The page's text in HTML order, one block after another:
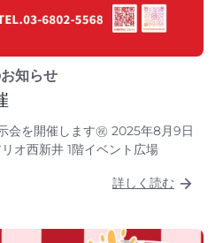
知らせ
を開催します㊗️ 2025年8月9日
オ西新井 1階イベント広場
詳しく読む